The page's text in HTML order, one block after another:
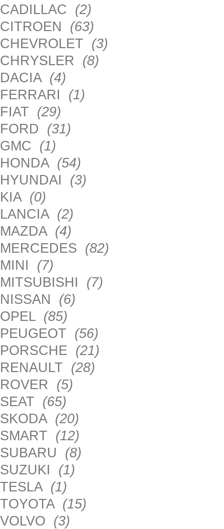
CADILLAC (2)
CITROEN (63)
CHEVROLET (3)
CHRYSLER (8)
DACIA (4)
FERRARI (1)
FIAT (29)
FORD (31)
GMC (1)
HONDA (54)
HYUNDAI (3)
KIA (0)
LANCIA (2)
MAZDA (4)
MERCEDES (82)
MINI (7)
MITSUBISHI (7)
NISSAN (6)
OPEL (85)
PEUGEOT (56)
PORSCHE (21)
RENAULT (28)
ROVER (5)
SEAT (65)
SKODA (20)
SMART (12)
SUBARU (8)
SUZUKI (1)
TESLA (1)
TOYOTA (15)
VOLVO (3)